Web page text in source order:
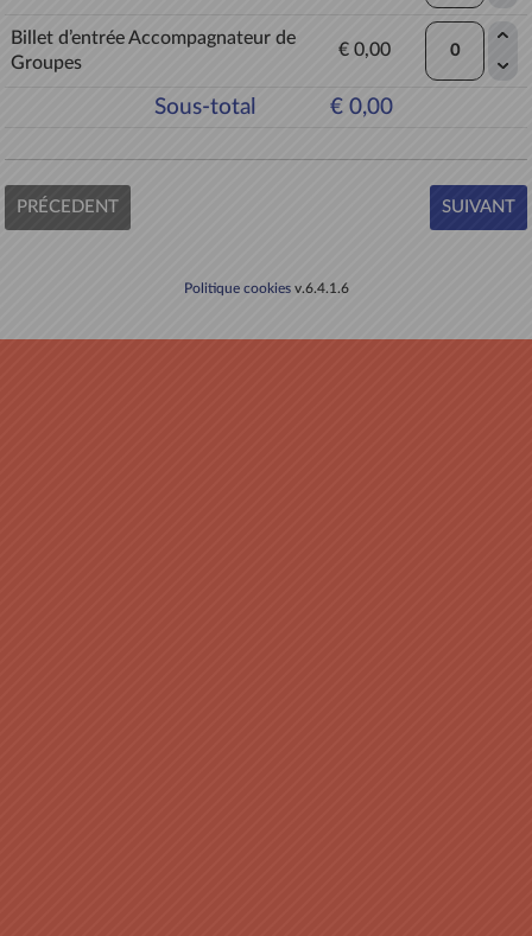
Billet d’entrée Accompagnateur de
Groupes
€ 0,00
Sous-total € 0,00
PRÉCEDENT SUIVANT
Politique cookies v.6.4.1.6